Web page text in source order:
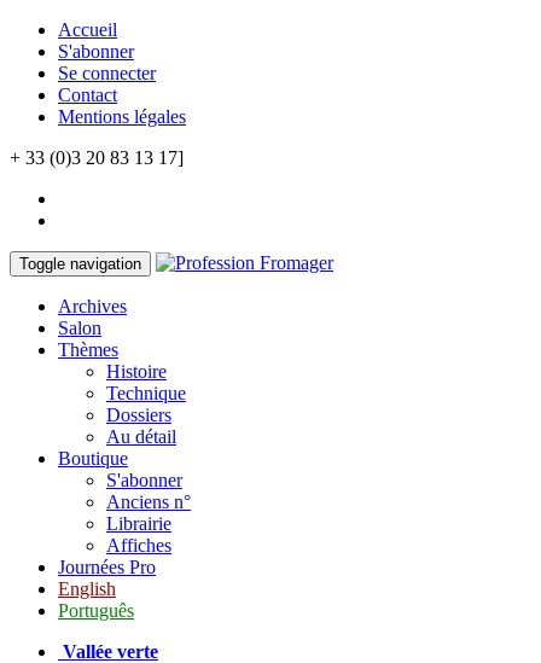
Accueil
S'abonner
Se connecter
Contact
Mentions légales
+ 33 (0)3 20 83 13 17]
Toggle navigation
Archives
Salon
Thèmes
Histoire
Technique
Dossiers
Au détail
Boutique
S'abonner
Anciens n°
Librairie
Affiches
Journées Pro
English
Português
Vallée verte